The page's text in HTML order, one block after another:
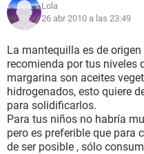
Lola
26 abr 2010 a las 23:49
La mantequilla es de
recomienda por tus niveles
margarina son aceites
hidrogenados, esto quiere
para solidificarlos.
Para tus niños no habría
pero es preferible que para
de ser posible , sólo